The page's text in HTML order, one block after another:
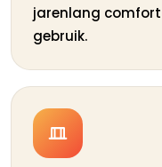
jarenlang
gebruik.